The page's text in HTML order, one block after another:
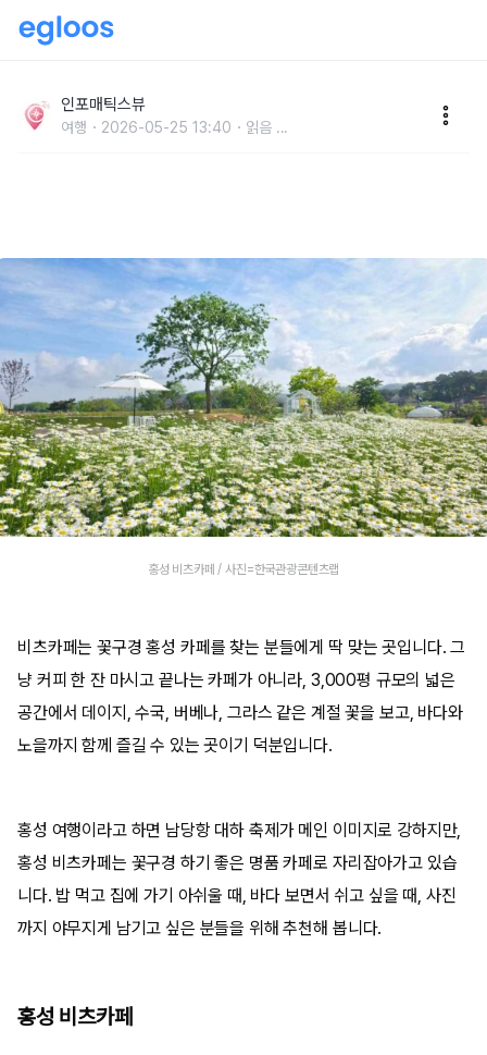
봅니다” 최고의 꽃구경 홍성 카페
인포매틱스뷰
여행 2026-05-25 13:40 읽음 ...
홍성 비츠카페 / 사진=한국관광콘텐츠랩
비츠카페는 꽃구경 홍성 카페를 찾는 분들에게 딱 맞는 곳입니다. 그
냥 커피 한 잔 마시고 끝나는 카페가 아니라, 3,000평 규모의 넓은
공간에서 데이지, 수국, 버베나, 그라스 같은 계절 꽃을 보고, 바다와
노을까지 함께 즐길 수 있는 곳이기 덕분입니다.
홍성 여행이라고 하면 남당항 대하 축제가 메인 이미지로 강하지만,
홍성 비츠카페는 꽃구경 하기 좋은 명품 카페로 자리잡아가고 있습
니다. 밥 먹고 집에 가기 아쉬울 때, 바다 보면서 쉬고 싶을 때, 사진
까지 야무지게 남기고 싶은 분들을 위해 추천해 봅니다.
홍성 비츠카페